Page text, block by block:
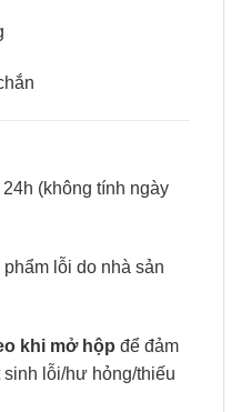
(không tính ngày
lỗi do nhà sản
khi mở hộp để đảm
lỗi/hư hỏng/thiếu